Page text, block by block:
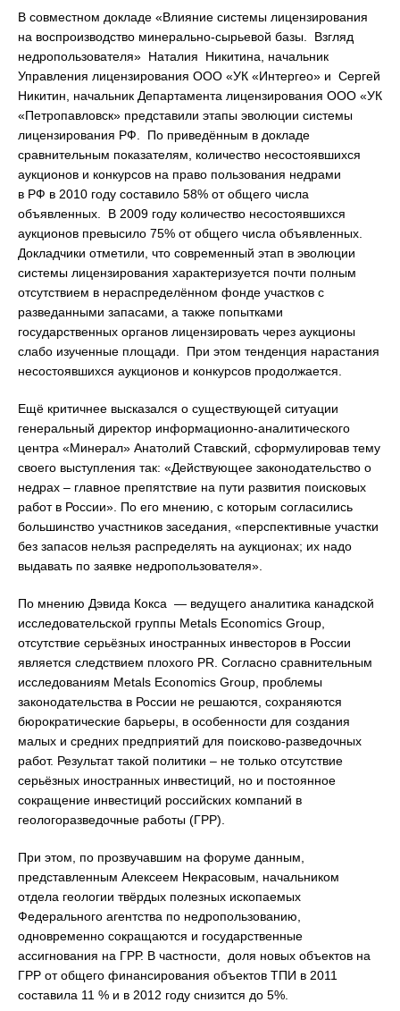
В совместном докладе «Влияние системы лицензирования
на воспроизводство минерально-сырьевой базы. Взгляд
недропользователя» Наталия Никитина, начальник
Управления лицензирования ООО «УК «Интергео» и Сергей
Никитин, начальник Департамента лицензирования ООО «УК
«Петропавловск» представили этапы эволюции системы
лицензирования РФ. По приведённым в докладе
сравнительным показателям, количество несостоявшихся
аукционов и конкурсов на право пользования недрами
в РФ в 2010 году составило 58% от общего числа
объявленных. В 2009 году количество несостоявшихся
аукционов превысило 75% от общего числа объявленных.
Докладчики отметили, что современный этап в эволюции
системы лицензирования характеризуется почти полным
отсутствием в нераспределённом фонде участков с
разведанными запасами, а также попытками
государственных органов лицензировать через аукционы
слабо изученные площади. При этом тенденция нарастания
несостоявшихся аукционов и конкурсов продолжается.
Ещё критичнее высказался о существующей ситуации
генеральный директор информационно-аналитического
центра «Минерал» Анатолий Ставский, сформулировав тему
своего выступления так: «Действующее законодательство о
недрах – главное препятствие на пути развития поисковых
работ в России». По его мнению, с которым согласились
большинство участников заседания, «перспективные участки
без запасов нельзя распределять на аукционах; их надо
выдавать по заявке недропользователя».
По мнению Дэвида Кокса — ведущего аналитика канадской
исследовательской группы Metals Economics Group,
отсутствие серьёзных иностранных инвесторов в России
является следствием плохого PR. Согласно сравнительным
исследованиям Metals Economics Group, проблемы
законодательства в России не решаются, сохраняются
бюрократические барьеры, в особенности для создания
малых и средних предприятий для поисково-разведочных
работ. Результат такой политики – не только отсутствие
серьёзных иностранных инвестиций, но и постоянное
сокращение инвестиций российских компаний в
геологоразведочные работы (ГРР).
При этом, по прозвучавшим на форуме данным,
представленным Алексеем Некрасовым, начальником
отдела геологии твёрдых полезных ископаемых
Федерального агентства по недропользованию,
одновременно сокращаются и государственные
ассигнования на ГРР. В частности, доля новых объектов на
ГРР от общего финансирования объектов ТПИ в 2011
составила 11 % и в 2012 году снизится до 5%.